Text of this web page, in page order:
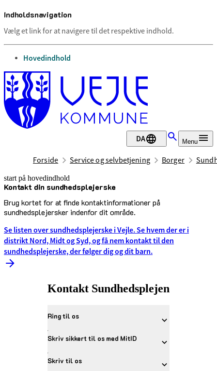
Indholdsnavigation
Vælg et link for at navigere til det respektive indhold.
gå til
Hovedindhold
DA Menu
Forside Service og selvbetjening Borger
start på hovedindhold
Kontakt din sundhedsplejerske
Brug kortet for at finde kontaktinformationer på
sundhedsplejersker indenfor dit område.
senest opdateret 9. december 2025
Se listen over sundhedsplejerske i Vejle. Se hvem der er i
distrikt Nord, Midt og Syd, og få nem kontakt til den
sundhedsplejerske, der følger dig og dit barn.
Kontakt Sundhedsplejen
Ring til os
Skriv sikkert til os med MitID
Skriv til os